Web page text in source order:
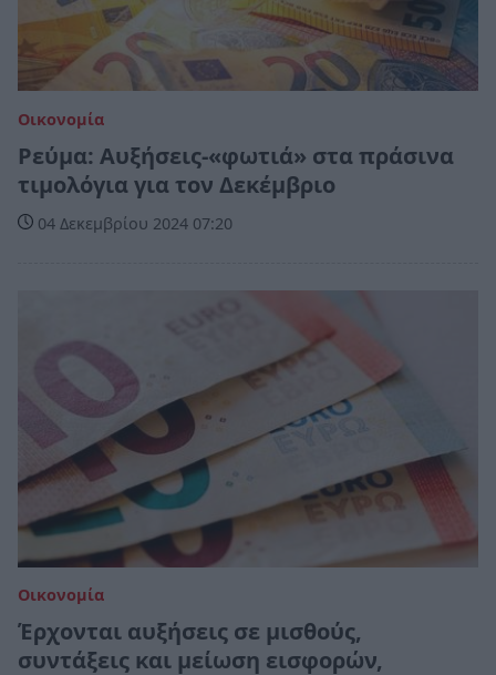
Οικονομία
Ρεύμα: Αυξήσεις-«φωτιά» στα πράσινα
τιμολόγια για τον Δεκέμβριο
04 Δεκεμβρίου 2024 07:20
Οικονομία
Έρχονται αυξήσεις σε μισθούς,
συντάξεις και μείωση εισφορών,